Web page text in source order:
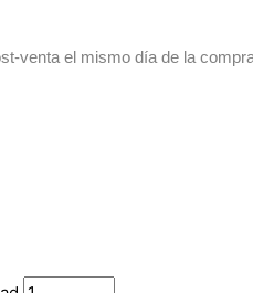
venta el mismo día de la